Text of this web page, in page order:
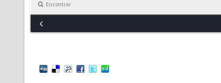
Encontrar